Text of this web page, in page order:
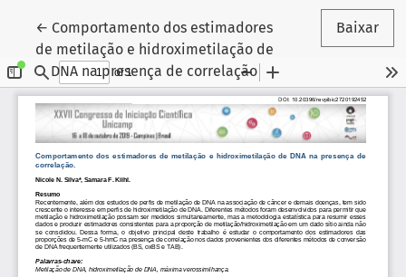
← Voltar aos Detalhes do Artigo
Comportamento dos estimadores
de metilação e hidroximetilação de
DNA na presença de correlação
Baixar